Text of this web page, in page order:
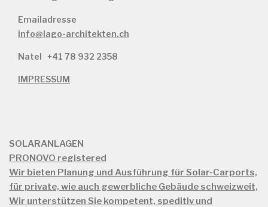
Emailadresse
info@lago-architekten.ch
Natel +41 78 932 2358
IMPRESSUM
SOLARANLAGEN
PRONOVO registered
Wir bieten Planung und Ausführung für Solar-Carports,
für private, wie auch gewerbliche Gebäude schweizweit,
Wir unterstützen Sie kompetent, speditiv und